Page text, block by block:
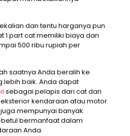
dan tentu harganya pun
1 part cat memiliki biaya dan
500 ribu rupiah per
saatnya Anda beralih ke
lebih baik. Anda dapat
sebagai pelapis dari cat dan
kendaraan atau motor
juga mempunyai banyak
bermanfaat dalam
Anda.